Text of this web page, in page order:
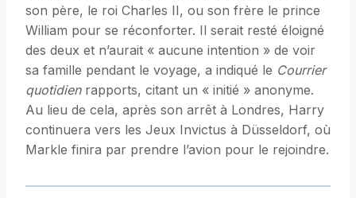
son père, le roi Charles II, ou son frère le prince
William pour se réconforter. Il serait resté éloigné
des deux et n’aurait « aucune intention » de voir
sa famille pendant le voyage, a indiqué le Courrier
quotidienrapports, citant un « initié » anonyme.
Au lieu de cela, après son arrêt à Londres, Harry
continuera vers les Jeux Invictus à Düsseldorf, où
Markle finira par prendre l’avion pour le rejoindre.